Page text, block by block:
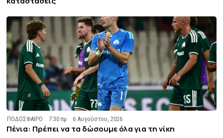
ΠΟΔΟΣΦΑΙΡΟ 7:30 πμ 6 Αυγούστου, 2026
Πένια: Πρέπει να τα δώσουμε όλα για τη νίκη